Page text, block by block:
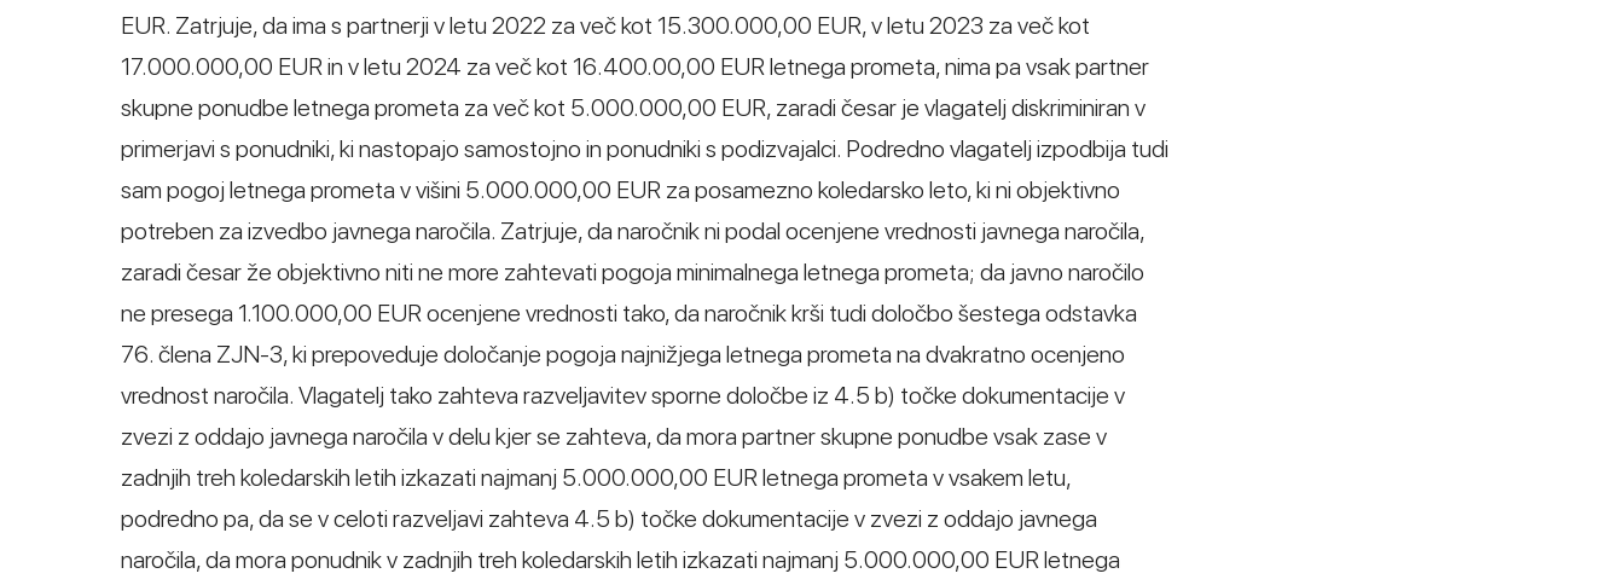
EUR. Zatrjuje, da ima s partnerji v letu 2022 za več kot 15.300.000,00 EUR, v letu 2023 za več kot
17.000.000,00 EUR in v letu 2024 za več kot 16.400.00,00 EUR letnega prometa, nima pa vsak partner
skupne ponudbe letnega prometa za več kot 5.000.000,00 EUR, zaradi česar je vlagatelj diskriminiran v
primerjavi s ponudniki, ki nastopajo samostojno in ponudniki s podizvajalci. Podredno vlagatelj izpodbija tudi
sam pogoj letnega prometa v višini 5.000.000,00 EUR za posamezno koledarsko leto, ki ni objektivno
potreben za izvedbo javnega naročila. Zatrjuje, da naročnik ni podal ocenjene vrednosti javnega naročila,
zaradi česar že objektivno niti ne more zahtevati pogoja minimalnega letnega prometa; da javno naročilo
ne presega 1.100.000,00 EUR ocenjene vrednosti tako, da naročnik krši tudi določbo šestega odstavka
76. člena ZJN-3, ki prepoveduje določanje pogoja najnižjega letnega prometa na dvakratno ocenjeno
vrednost naročila. Vlagatelj tako zahteva razveljavitev sporne določbe iz 4.5 b) točke dokumentacije v
zvezi z oddajo javnega naročila v delu kjer se zahteva, da mora partner skupne ponudbe vsak zase v
zadnjih treh koledarskih letih izkazati najmanj 5.000.000,00 EUR letnega prometa v vsakem letu,
podredno pa, da se v celoti razveljavi zahteva 4.5 b) točke dokumentacije v zvezi z oddajo javnega
naročila, da mora ponudnik v zadnjih treh koledarskih letih izkazati najmanj 5.000.000,00 EUR letnega